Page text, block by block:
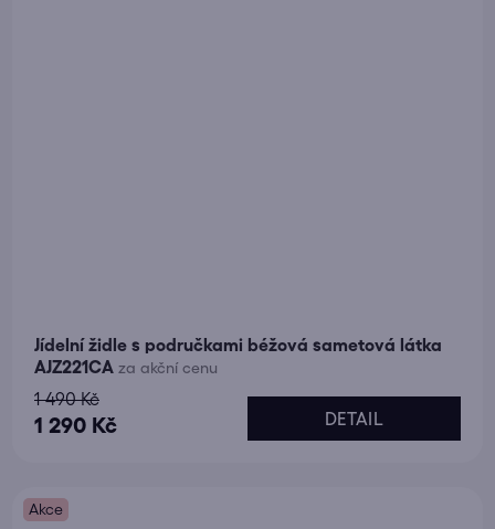
Jídelní židle s područkami béžová sametová látka
AJZ221CA za akční cenu
1 290 Kč
1 490 Kč
DETAIL
Akce